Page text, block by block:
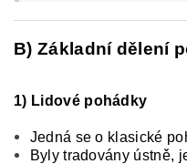
B) Základní dělení
1) Lidové pohádky
Jedná se o klasické
Byly tradovány ústně,